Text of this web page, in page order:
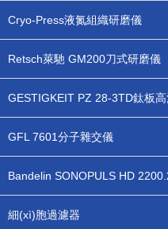
Cryo-Press液氮組織研磨儀
Retsch萊馳 GM200刀式研磨儀
GFL 7601分子雜交儀
細(xì)胞過濾器